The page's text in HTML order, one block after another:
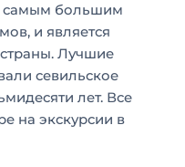
самым большим
и является
Лучшие
севильское
лет. Все
на экскурсии в